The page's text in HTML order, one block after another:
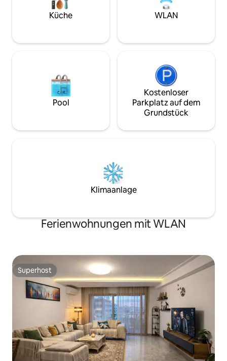
schickes Erlebnis
Küche WLAN
Pool
Kostenloser
Parkplatz auf dem
Grundstück
Klimaanlage
Ferienwohnungen mit WLAN
Superhost
Superhost